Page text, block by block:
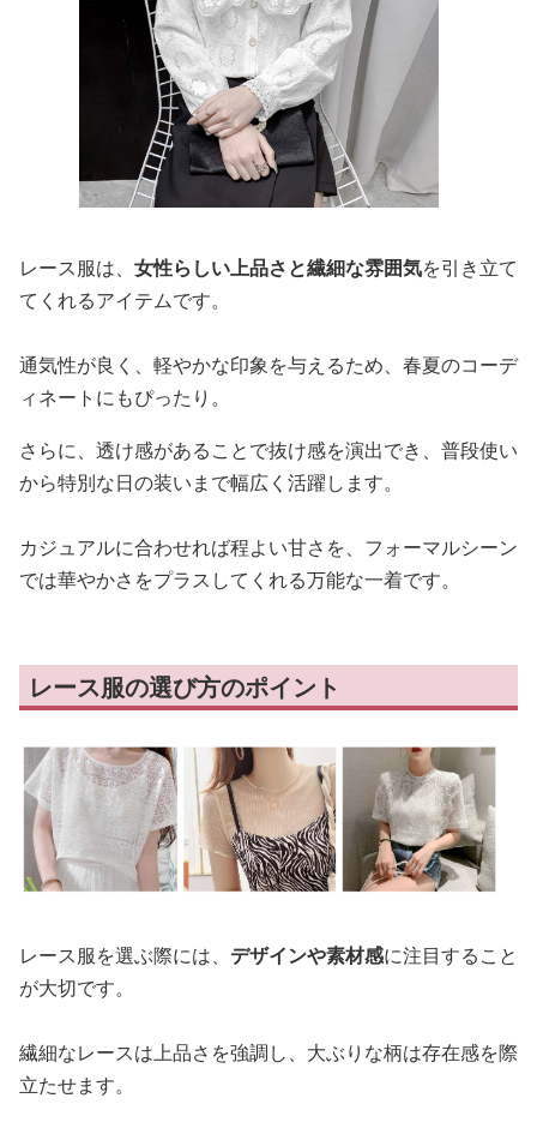
レース服は、 女性らしい上品さと繊細な雰囲気を引き立て
てくれるアイテムです。
通気性が良く、軽やかな印象を与えるため、春夏のコーデ
ィネートにもぴったり。
さらに、透け感があることで抜け感を演出でき、普段使い
から特別な日の装いまで幅広く活躍します。
カジュアルに合わせれば程よい甘さを、フォーマルシーン
では華やかさをプラスしてくれる万能な一着です。
レース服の選び方のポイント
レース服を選ぶ際には、 デザインや素材感に注目すること
が大切です。
繊細なレースは上品さを強調し、大ぶりな柄は存在感を際
立たせます。